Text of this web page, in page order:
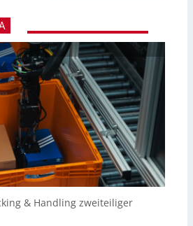
& Handling zweiteiliger